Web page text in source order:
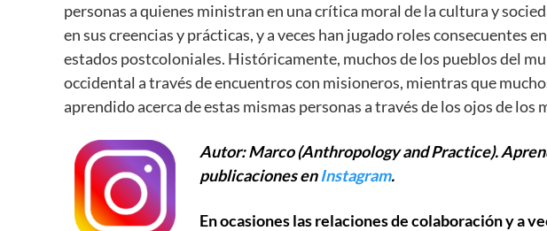
personas a quienes ministran en una crítica moral de la cultura y
en sus creencias y prácticas, y a veces han jugado roles consecuentes
estados postcoloniales. Históricamente, muchos de los pueblos del
occidental a través de encuentros con misioneros, mientras que
aprendido acerca de estas mismas personas a través de los ojos de los
Autor: Marco (Anthropology and Practice).
publicaciones enInstagram.
En ocasiones las relaciones de colaboración y a